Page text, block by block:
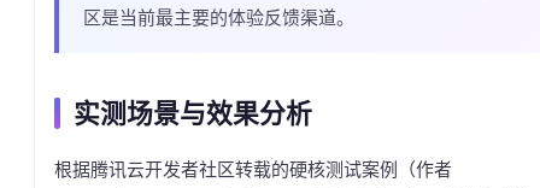
区是当前最主要的体验反馈渠道。
实测场景与效果分析
根据腾讯云开发者社区转载的硬核测试案例（作者